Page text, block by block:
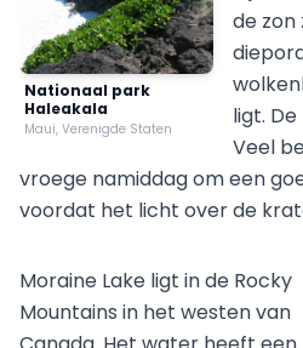
Nationaal park
Haleakala
Maui, Verenigde Staten
de zon
ligt.
Veel
vroege namiddag om een
voordat het licht over de
Moraine Lake ligt in de Rocky
Mountains in het westen van